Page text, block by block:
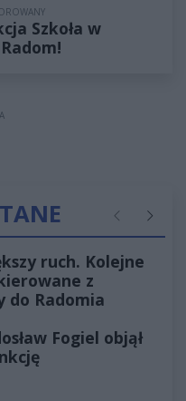
Szkoła w
Poprzednie
ruch. Kolejne
z
do Radomia
Fogiel objął